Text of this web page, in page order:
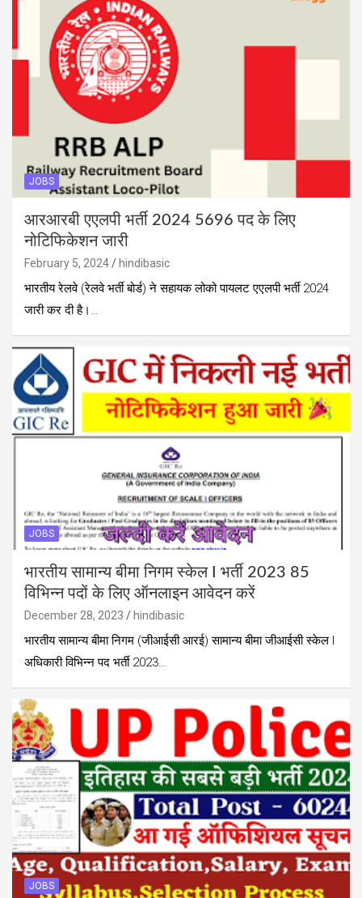
JOBS
आरआरबी एएलपी भर्ती 2024 5696 पद के लिए
नोटिफिकेशन जारी
February 5, 2024 hindibasic
भारतीय रेलवे (रेलवे भर्ती बोर्ड) ने सहायक लोको पायलट एएलपी भर्ती 2024
जारी कर दी है।…
JOBS
भारतीय सामान्य बीमा निगम स्केल I भर्ती 2023 85
विभिन्न पदों के लिए ऑनलाइन आवेदन करें
December 28, 2023 hindibasic
भारतीय सामान्य बीमा निगम (जीआईसी आरई) सामान्य बीमा जीआईसी स्केल I
अधिकारी विभिन्न पद भर्ती 2023…
JOBS